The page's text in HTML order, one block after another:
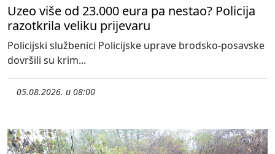
Uzeo više od 23.000 eura pa nestao? Policija
razotkrila veliku prijevaru
Policijski službenici Policijske uprave brodsko-posavske
dovršili su krim...
05.08.2026. u 08:00